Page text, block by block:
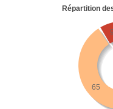
Répartition
65
9